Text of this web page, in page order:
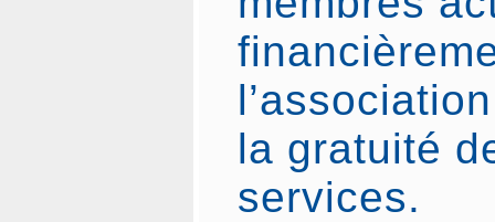
la gratuité
services.